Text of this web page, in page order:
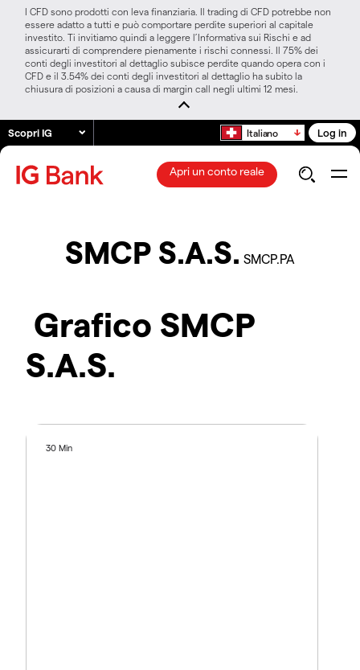
I CFD sono prodotti con leva finanziaria. Il trading di CFD potrebbe non
essere adatto a tutti e può comportare perdite superiori al capitale
investito. Ti invitiamo quindi a leggere l’Informativa sui Rischi e ad
assicurarti di comprendere pienamente i rischi connessi. Il 75% dei
conti degli investitori al dettaglio subisce perdite quando opera con i
CFD e il 3.54% dei conti degli investitori al dettaglio ha subito la
chiusura di posizioni a causa di margin call negli ultimi 12 mesi.
Scopri IG Italiano Log in
Apri un conto reale
SMCP S.A.S. SMCP.PA
Grafico SMCP
S.A.S.
30 Min